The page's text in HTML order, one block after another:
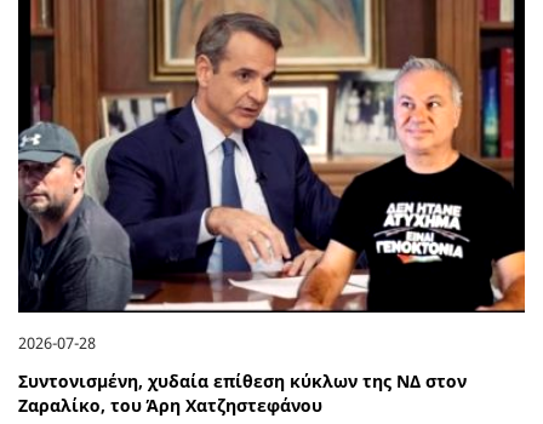
2026-07-28
Συντονισμένη, χυδαία επίθεση κύκλων της ΝΔ στον
Ζαραλίκο, του Άρη Χατζηστεφάνου